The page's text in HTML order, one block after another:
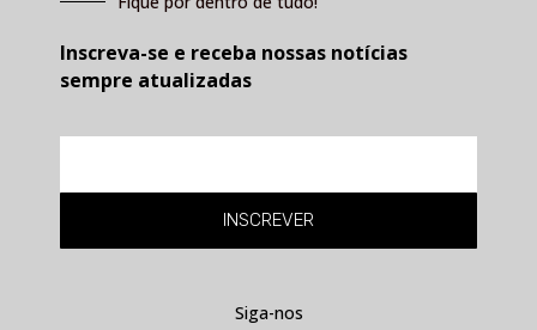
Inscreva-se e receba nossas notícias
sempre atualizadas
INSCREVER
Siga-nos